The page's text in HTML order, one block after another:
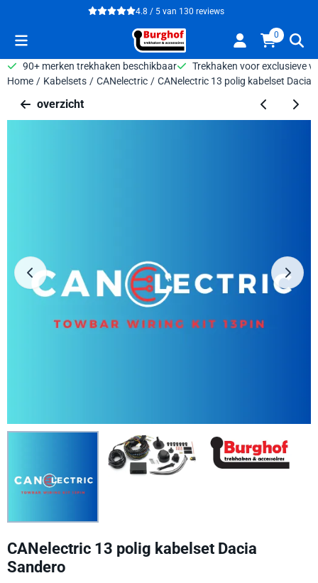
Cookievoorkeuren zijn beschikbaar. Kies instellingen of sta alle
4.8 / 5 van 130 reviews
0
90+ merken trekhaken beschikbaar
Trekhaken voor exclusieve
Home / Kabelsets / CANelectric / CANelectric 13 polig kabelset Dacia
overzicht
CANelectric 13 polig kabelset Dacia
Sandero